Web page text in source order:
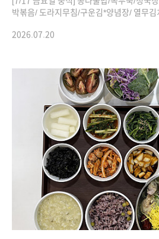
박볶음/ 도라지무침/구운김*양념장/ 열무
2026.07.20